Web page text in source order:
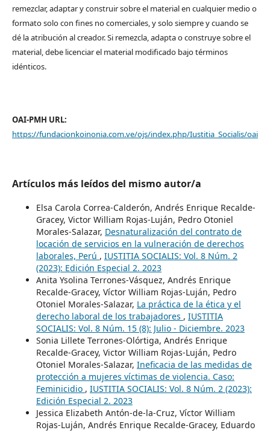
remezclar, adaptar y construir sobre el material en cualquier medio o
formato solo con fines no comerciales, y solo siempre y cuando se
dé la atribución al creador. Si remezcla, adapta o construye sobre el
material, debe licenciar el material modificado bajo términos
idénticos.
OAI-PMH URL:
https://fundacionkoinonia.com.ve/ojs/index.php/Iustitia_Socialis/oai
Artículos más leídos del mismo autor/a
Elsa Carola Correa-Calderón, Andrés Enrique Recalde-
Gracey, Victor William Rojas-Luján, Pedro Otoniel
Morales-Salazar, Desnaturalización del contrato de
locación de servicios en la vulneración de derechos
laborales, Perú , IUSTITIA SOCIALIS: Vol. 8 Núm. 2
(2023): Edición Especial 2. 2023
Anita Ysolina Terrones-Vásquez, Andrés Enrique
Recalde-Gracey, Víctor William Rojas-Luján, Pedro
Otoniel Morales-Salazar, La práctica de la ética y el
derecho laboral de los trabajadores , IUSTITIA
SOCIALIS: Vol. 8 Núm. 15 (8): Julio - Diciembre. 2023
Sonia Lillete Terrones-Olórtiga, Andrés Enrique
Recalde-Gracey, Victor William Rojas-Luján, Pedro
Otoniel Morales-Salazar, Ineficacia de las medidas de
protección a mujeres víctimas de violencia. Caso:
Feminicidio , IUSTITIA SOCIALIS: Vol. 8 Núm. 2 (2023):
Edición Especial 2. 2023
Jessica Elizabeth Antón-de-la-Cruz, Víctor William
Rojas-Luján, Andrés Enrique Recalde-Gracey, Eduardo